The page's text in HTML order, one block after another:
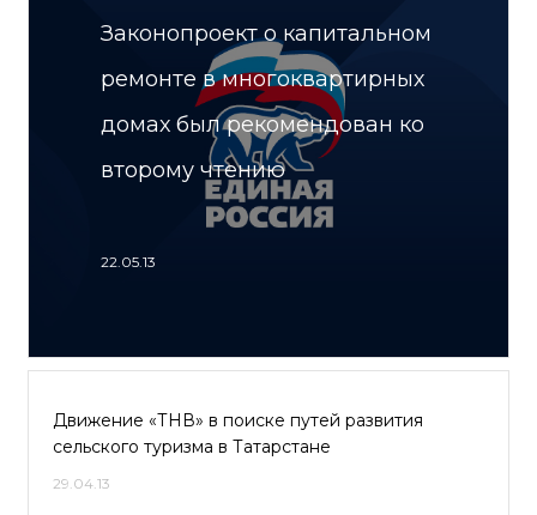
Законопроект о капитальном
ремонте в многоквартирных
домах был рекомендован ко
второму чтению
22.05.13
Движение «ТНВ» в поиске путей развития
сельского туризма в Татарстане
29.04.13